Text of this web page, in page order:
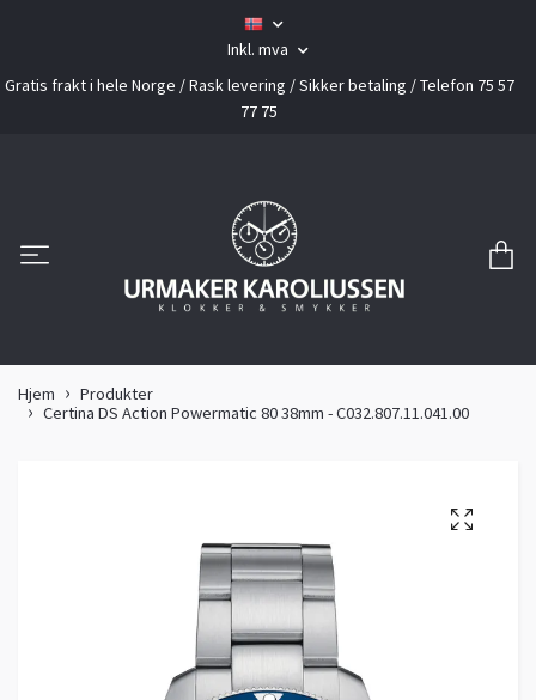
Inkl. mva
Gratis frakt i hele Norge / Rask levering / Sikker betaling / Telefon 75 57
77 75
Hjem
Produkter
Certina DS Action Powermatic 80 38mm - C032.807.11.041.00